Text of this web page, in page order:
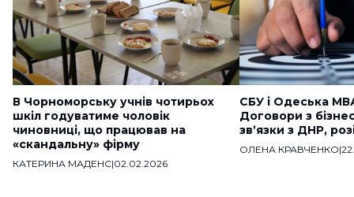
В Чорноморську учнів чотирьох
шкіл годуватиме чоловік
чиновниці, що працював на
«скандальну» фірму
КАТЕРИНА МАДЕНС|02.02.2026
СБУ і Одеська
Договори з
звʼязки з ДНР,
ОЛЕНА КРАВЧЕНКО|